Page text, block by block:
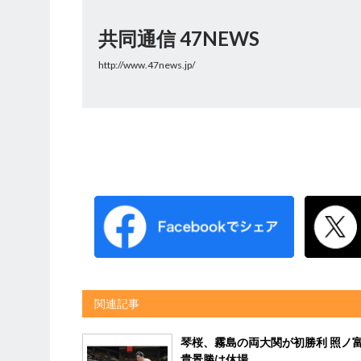
共同通信 47NEWS
http://www.47news.jp/
関連記事
琴桜、霧島の両大関が初勝利 照ノ